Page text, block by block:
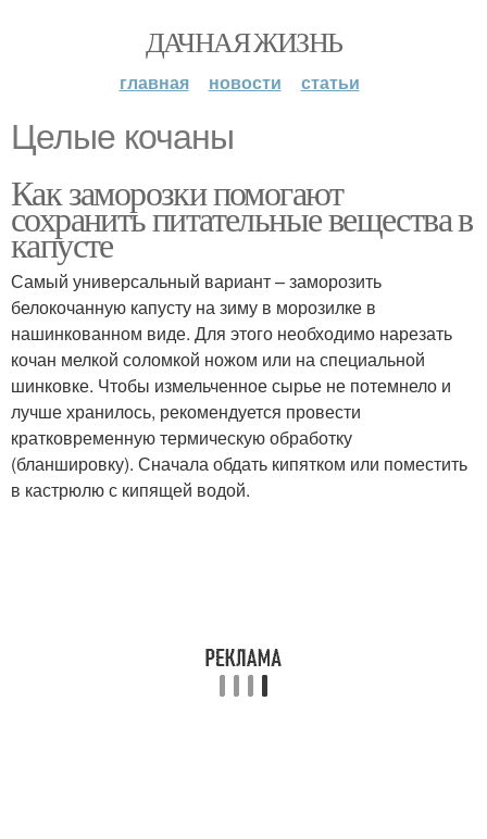
ДАЧНАЯ ЖИЗНЬ
главная новости статьи
Целые кочаны
Как заморозки помогают
сохранить питательные вещества в
капусте
Самый универсальный вариант – заморозить
белокочанную капусту на зиму в морозилке в
нашинкованном виде. Для этого необходимо нарезать
кочан мелкой соломкой ножом или на специальной
шинковке. Чтобы измельченное сырье не потемнело и
лучше хранилось, рекомендуется провести
кратковременную термическую обработку
(бланшировку). Сначала обдать кипятком или поместить
в кастрюлю с кипящей водой.